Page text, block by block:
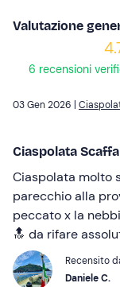
Valutazione
6 recensioni
03 Gen 2026 |
Ciaspolata
Ciaspolata molto
parecchio alla
peccato x la
🔝 da rifare
Recensito
Daniele C.